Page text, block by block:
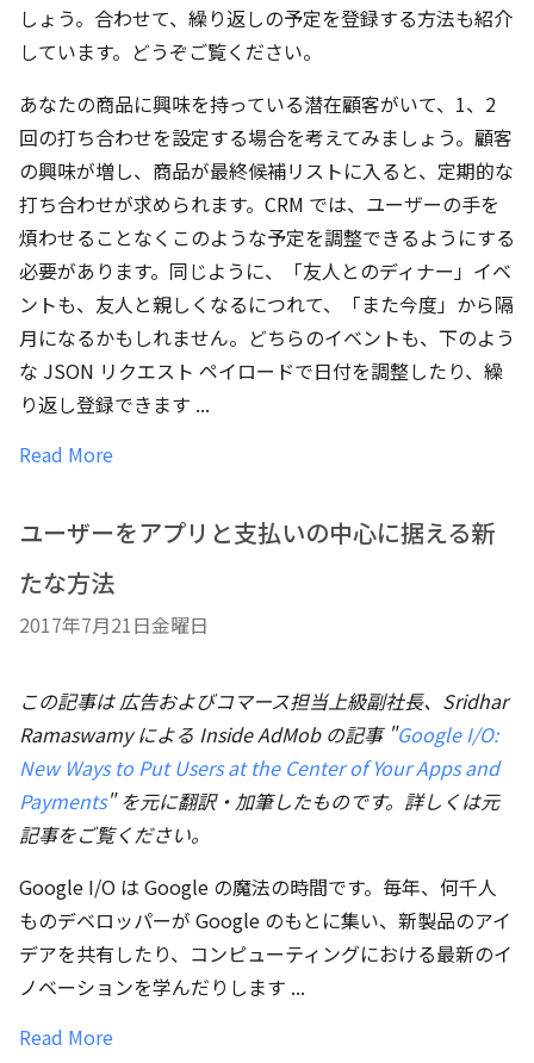
しょう。合わせて、繰り返しの予定を登録する方法も紹介
しています。どうぞご覧ください。
あなたの商品に興味を持っている潜在顧客がいて、1、2
回の打ち合わせを設定する場合を考えてみましょう。顧客
の興味が増し、商品が最終候補リストに入ると、定期的な
打ち合わせが求められます。CRM では、ユーザーの手を
煩わせることなくこのような予定を調整できるようにする
必要があります。同じように、「友人とのディナー」イベ
ントも、友人と親しくなるにつれて、「また今度」から隔
月になるかもしれません。どちらのイベントも、下のよう
な JSON リクエスト ペイロードで日付を調整したり、繰
り返し登録できます ...
Read More
ユーザーをアプリと支払いの中心に据える新
たな方法
2017年7月21日金曜日
この記事は 広告およびコマース担当上級副社長、Sridhar
Ramaswamyによる Inside AdMob の記事 "Google I/O:
New Ways to Put Users at the Center of Your Apps and
Payments" を元に翻訳・加筆したものです。詳しくは元
記事をご覧ください。
Google I/O は Google の魔法の時間です。毎年、何千人
ものデベロッパーが Google のもとに集い、新製品のアイ
デアを共有したり、コンピューティングにおける最新のイ
ノベーションを学んだりします ...
Read More